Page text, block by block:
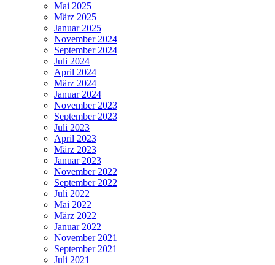
Mai 2025
März 2025
Januar 2025
November 2024
September 2024
Juli 2024
April 2024
März 2024
Januar 2024
November 2023
September 2023
Juli 2023
April 2023
März 2023
Januar 2023
November 2022
September 2022
Juli 2022
Mai 2022
März 2022
Januar 2022
November 2021
September 2021
Juli 2021